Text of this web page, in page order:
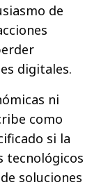
de
digitales.
ni
como
si la
tecnológicos
soluciones